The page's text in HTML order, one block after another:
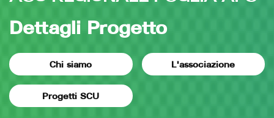
Dettagli Progetto
Chi siamo L'associazione
Progetti SCU